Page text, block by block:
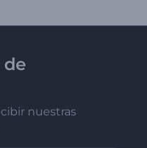
de
nuestras